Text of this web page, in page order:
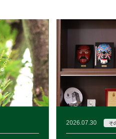
2026.07.30 そ